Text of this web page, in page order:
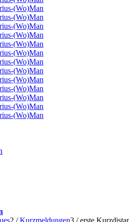
(Wo)Man
(Wo)Man
(Wo)Man
(Wo)Man
(Wo)Man
(Wo)Man
(Wo)Man
(Wo)Man
(Wo)Man
(Wo)Man
(Wo)Man
(Wo)Man
(Wo)Man
2 / Kurzmeldungen3 / erste